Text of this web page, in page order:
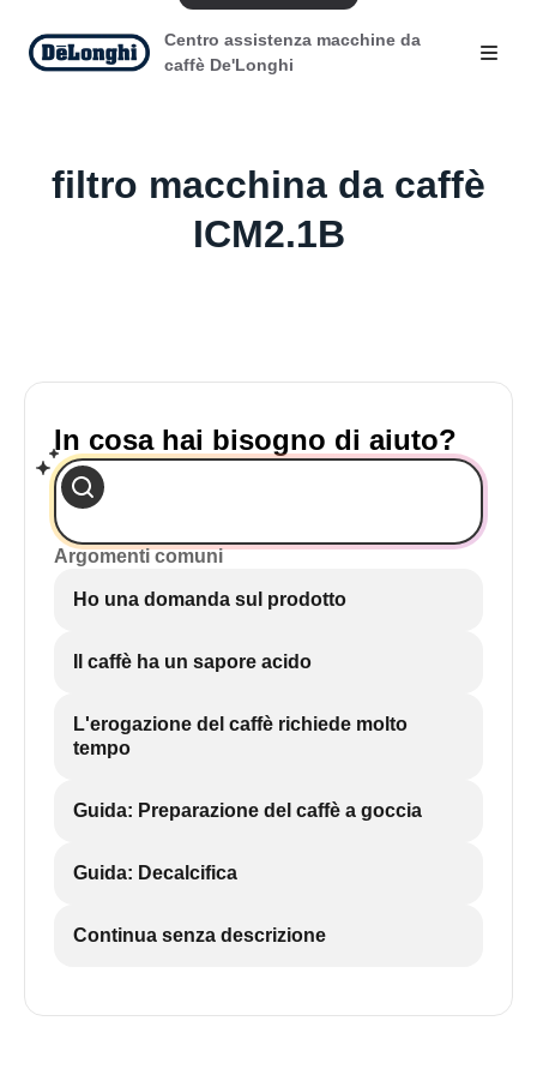
Centro assistenza macchine da
caffè De'Longhi
filtro macchina da caffè
ICM2.1B
In cosa hai bisogno di aiuto?
Argomenti comuni
Ho una domanda sul prodotto
Il caffè ha un sapore acido
L'erogazione del caffè richiede molto
tempo
Guida: Preparazione del caffè a goccia
Guida: Decalcifica
Continua senza descrizione